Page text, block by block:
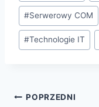
#Serwerowy COM
#Technologie IT
Nawigacja
POPRZEDNI